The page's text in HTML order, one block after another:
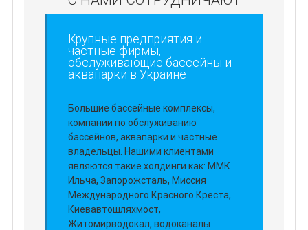
Крупные предприятия и
частные фирмы,
обслуживающие бассейны и
аквапарки в Украине
Большие бассейные комплексы,
компании по обслуживанию
бассейнов, аквапарки и частные
владельцы. Нашими клиентами
являются такие холдинги как: ММК
Ильча, Запорожсталь, Миссия
Международного Красного Креста,
Киевавтошляхмост,
Житомирводокал, водоканалы